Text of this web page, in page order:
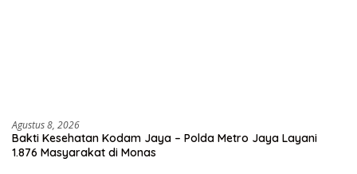
Agustus 8, 2026
Bakti Kesehatan Kodam Jaya – Polda Metro Jaya Layani
1.876 Masyarakat di Monas